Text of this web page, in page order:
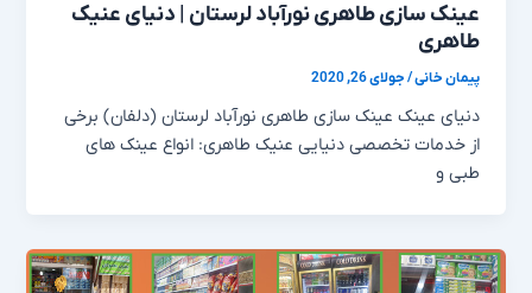
عینک سازی طاهری نورآباد لرستان | دنیای عنیک
طاهری
پیمان خانی/جولای 26, 2020
دنیای عینک عینک سازی طاهری نورآباد لرستان (دلفان) برخی
از خدمات تخصصی دنیایی عنیک طاهری: انواع عینک های
طبی و